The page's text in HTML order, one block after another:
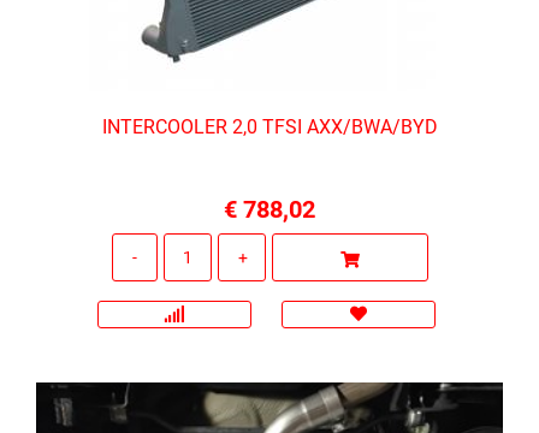
INTERCOOLER 2,0 TFSI AXX/BWA/BYD
€ 788,02